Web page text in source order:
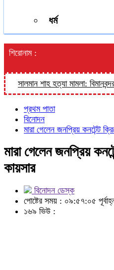
ধর্ম
শিরোনাম :
সালমান শাহ হত্যা মামলা: বিমানবন্দর
প্রথম পাতা
বিনোদন
মারা গেলেন জনপ্রিয় কনটেন্ট
মারা গেলেন জনপ্রিয়
কায়সার
বিনোদন ডেস্ক
পোষ্টের সময় : ০৯:৫৭:০৫
১৬৯ ভিউ :